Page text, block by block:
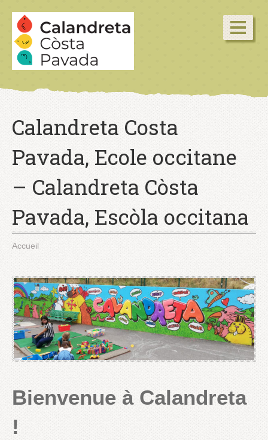
Calandreta Costa
Pavada, Ecole occitane
– Calandreta Còsta
Pavada, Escòla occitana
Accueil
Bienvenue à Calandreta
!